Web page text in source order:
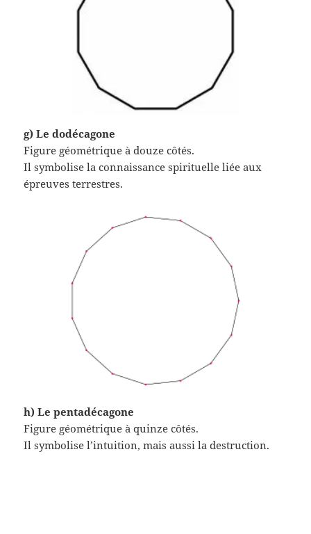
g) Le dodécagone
Figure géométrique à douze côtés.
Il symbolise la connaissance spirituelle liée aux
épreuves terrestres.
h) Le pentadécagone
Figure géométrique à quinze côtés.
Il symbolise l’intuition, mais aussi la destruction.